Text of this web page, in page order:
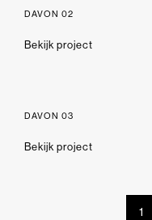
DAVON 02
Bekijk project
DAVON 03
Bekijk project
1